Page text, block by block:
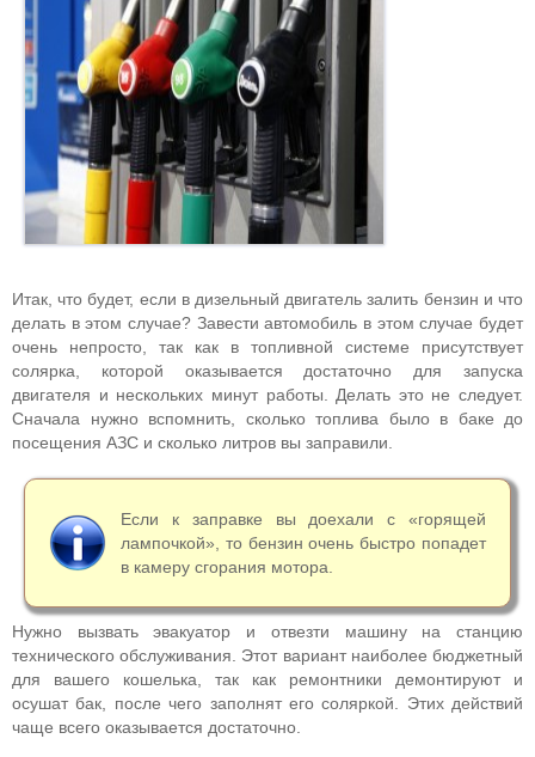
Итак, что будет, если в дизельный двигатель залить бензин и что
делать в этом случае? Завести автомобиль в этом случае будет
очень непросто, так как в топливной системе присутствует
солярка, которой оказывается достаточно для запуска
двигателя и нескольких минут работы. Делать это не следует.
Сначала нужно вспомнить, сколько топлива было в баке до
посещения АЗС и сколько литров вы заправили.
Если к заправке вы доехали с «горящей
лампочкой», то бензин очень быстро попадет
в камеру сгорания мотора.
Нужно вызвать эвакуатор и отвезти машину на станцию
технического обслуживания. Этот вариант наиболее бюджетный
для вашего кошелька, так как ремонтники демонтируют и
осушат бак, после чего заполнят его соляркой. Этих действий
чаще всего оказывается достаточно.